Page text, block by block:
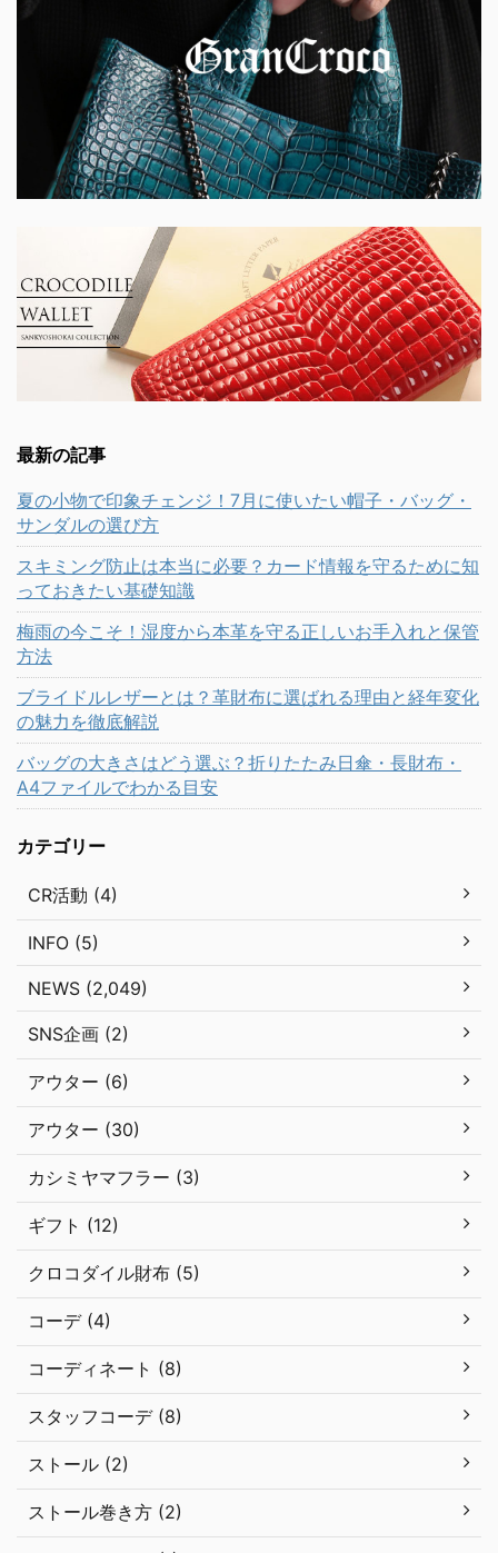
最新の記事
夏の小物で印象チェンジ！7月に使いたい帽子・バッグ・
サンダルの選び方
スキミング防止は本当に必要？カード情報を守るために知
っておきたい基礎知識
梅雨の今こそ！湿度から本革を守る正しいお手入れと保管
方法
ブライドルレザーとは？革財布に選ばれる理由と経年変化
の魅力を徹底解説
バッグの大きさはどう選ぶ？折りたたみ日傘・長財布・
A4ファイルでわかる目安
カテゴリー
CR活動 (4)
INFO (5)
NEWS (2,049)
SNS企画 (2)
アウター (6)
アウター (30)
カシミヤマフラー (3)
ギフト (12)
クロコダイル財布 (5)
コーデ (4)
コーディネート (8)
スタッフコーデ (8)
ストール (2)
ストール巻き方 (2)